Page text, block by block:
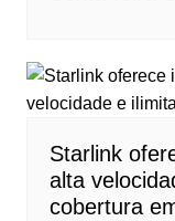
Starlink
alta
cobertura